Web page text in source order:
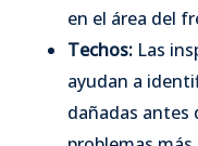
en el área del
Techos: Las
ayudan a
dañadas antes